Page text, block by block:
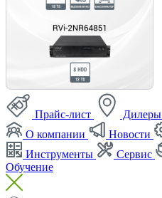
Прайс-лист Дилеры
О компании
Новости
Инструменты
Сервис
Обучение